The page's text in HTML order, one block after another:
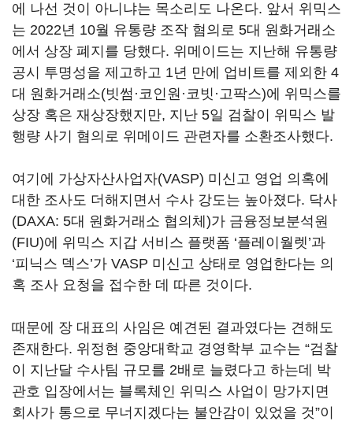
에 나선 것이 아니냐는 목소리도 나온다. 앞서 위믹스
는 2022년 10월 유통량 조작 혐의로 5대 원화거래소
에서 상장 폐지를 당했다. 위메이드는 지난해 유통량
공시 투명성을 제고하고 1년 만에 업비트를 제외한 4
대 원화거래소(빗썸·코인원·코빗·고팍스)에 위믹스를
상장 혹은 재상장했지만, 지난 5일 검찰이 위믹스 발
행량 사기 혐의로 위메이드 관련자를 소환조사했다.
여기에 가상자산사업자(VASP) 미신고 영업 의혹에
대한 조사도 더해지면서 수사 강도는 높아졌다. 닥사
(DAXA: 5대 원화거래소 협의체)가 금융정보분석원
(FIU)에 위믹스 지갑 서비스 플랫폼 ‘플레이월렛’과
‘피닉스 덱스’가 VASP 미신고 상태로 영업한다는 의
혹 조사 요청을 접수한 데 따른 것이다.
때문에 장 대표의 사임은 예견된 결과였다는 견해도
존재한다. 위정현 중앙대학교 경영학부 교수는 “검찰
이 지난달 수사팀 규모를 2배로 늘렸다고 하는데 박
관호 입장에서는 블록체인 위믹스 사업이 망가지면
회사가 통으로 무너지겠다는 불안감이 있었을 것”이